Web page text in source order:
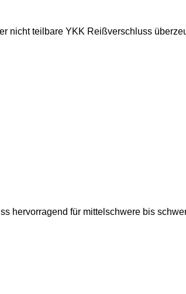
nicht teilbare YKK Reißverschluss
hervorragend für mittelschwere bis